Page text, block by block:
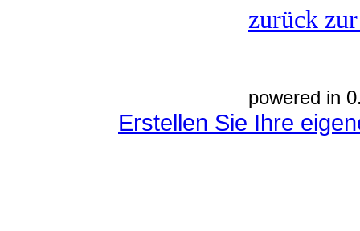
zurück
powered in
Erstellen Sie Ihre